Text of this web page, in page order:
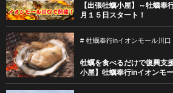
【出張牡蠣小屋】～牡蠣奉
月１５日スタート！
牡蠣奉行inイオンモール川口
牡蠣を食べるだけで復興支
小屋】牡蠣奉行inイオンモ